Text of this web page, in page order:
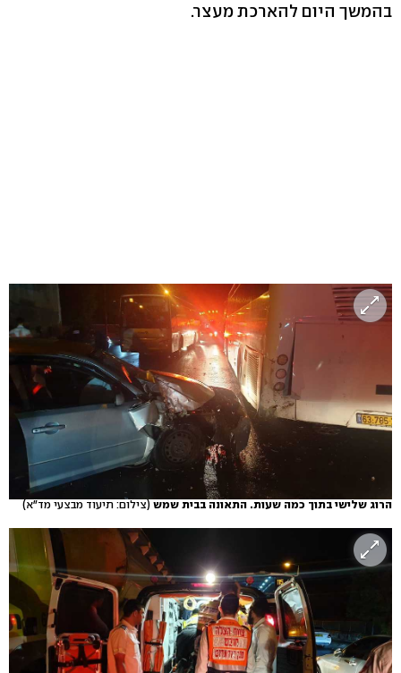
בהמשך היום להארכת מעצר.
הרוג שלישי בתוך כמה שעות. התאונה בבית שמש(צילום: תיעוד מבצעי מד"א)